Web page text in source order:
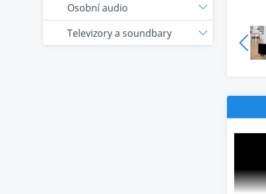
Osobní audio
Televizory a soundbary